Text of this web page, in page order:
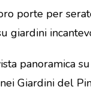
porte per
giardini
panoramica
Giardini del